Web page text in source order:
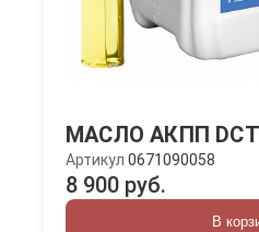
МАСЛО АКПП DCT
Артикул 0671090058
8 900 руб.
В